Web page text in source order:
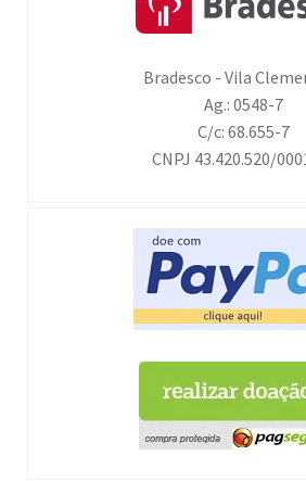
Bradesco - Vila
Ag.: 0548-7
C/c: 68.655-7
CNPJ 43.420.520/